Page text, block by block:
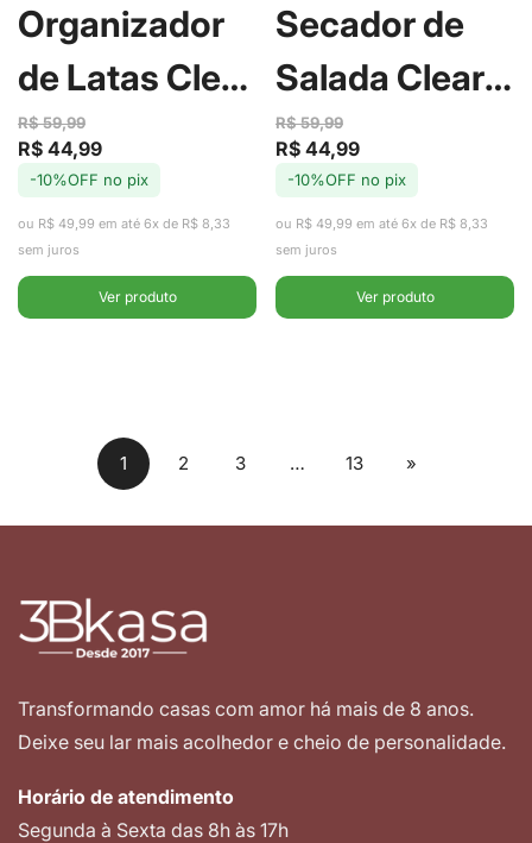
Organizador
de Latas Clear
Fresh 9 unid -
Ou
Preço
de
R$ 44,99
Preço
regular
R$ 59,99
-10%OFF no pix
ou R$ 49,99 em até 6x de R$ 8,33
sem juros
Ver produto
Secador de
Salada Clear
Fresh Branco
5,5L - Ou
Preço
de
R$ 44,99
Preço
regular
R$ 59,99
-10%OFF no pix
ou R$ 49,99 em até 6x de R$ 8,33
sem juros
Ver produto
1 2 3 … 13 »
Transformando casas com amor há mais de 8 anos.
Deixe seu lar mais acolhedor e cheio de personalidade.
Horário de atendimento
Segunda à Sexta das 8h às 17h